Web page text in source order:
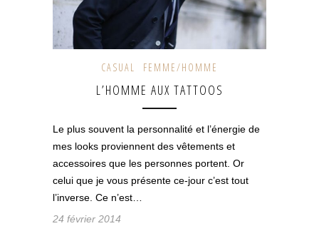
CASUAL FEMME/HOMME
L’HOMME AUX TATTOOS
Le plus souvent la personnalité et l’énergie de
mes looks proviennent des vêtements et
accessoires que les personnes portent. Or
celui que je vous présente ce-jour c’est tout
l’inverse. Ce n’est…
24 février 2014